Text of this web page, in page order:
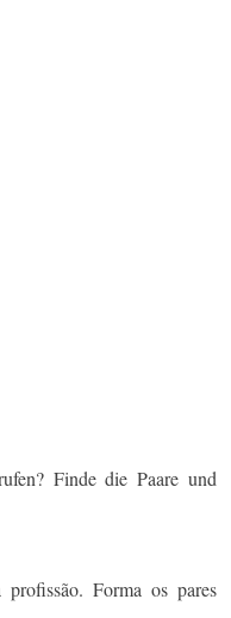
Finde die Paare und
Forma os pares